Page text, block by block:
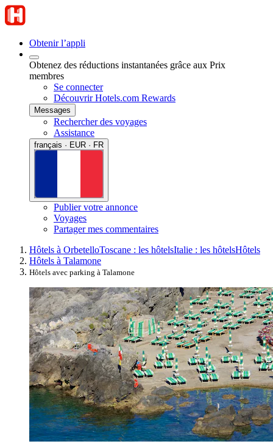
Obtenir l’appli
Obtenez des réductions instantanées grâce aux Prix
membres
Se connecter
Découvrir Hotels.com Rewards
Messages
Rechercher des voyages
Assistance
français · EUR · FR
Publier votre annonce
Voyages
Partager mes commentaires
Hôtels à OrbetelloToscane : les hôtelsItalie : les hôtelsHôtels
Hôtels à Talamone
Hôtels avec parking à Talamone